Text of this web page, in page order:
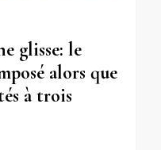
glisse: le
alors que
à trois